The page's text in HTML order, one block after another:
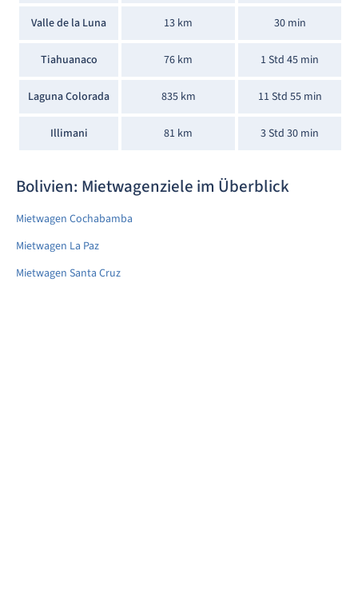
Valle de la Luna 13 km 30 min
Tiahuanaco 76 km 1 Std 45 min
Laguna Colorada 835 km 11 Std 55 min
Illimani 81 km 3 Std 30 min
Bolivien: Mietwagenziele im Überblick
Mietwagen Cochabamba
Mietwagen La Paz
Mietwagen Santa Cruz